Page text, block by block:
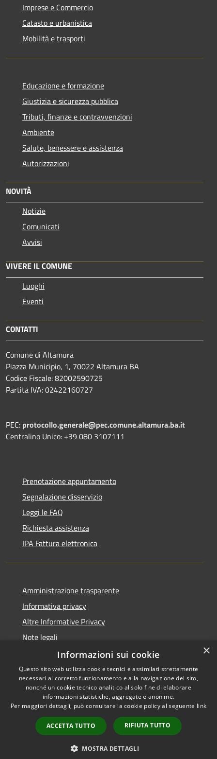
Imprese e Commercio
Catasto e urbanistica
Mobilità e trasporti
Educazione e formazione
Giustizia e sicurezza pubblica
Tributi, finanze e contravvenzioni
Ambiente
Salute, benessere e assistenza
Autorizzazioni
NOVITÀ
Notizie
Comunicati
Avvisi
VIVERE IL COMUNE
Luoghi
Eventi
CONTATTI
Comune di Altamura
Piazza Municipio, 1, 70022 Altamura BA
Codice Fiscale: 82002590725
Partita IVA: 02422160727
PEC: protocollo.generale@pec.comune.altamura.ba.it
Centralino Unico: +39 080 3107111
Prenotazione appuntamento
Segnalazione disservizio
Leggi le FAQ
Richiesta assistenza
IPA Fattura elettronica
Amministrazione trasparente
Informativa privacy
Altre Informative Privacy
Note legali
Dichiarazione di accessibilità
RSS
Accessibilità
Copyright © 2026 • Comune di
Municipium•
Accesso
redazione
×
Informazioni sui cookie
Questo sito web utilizza cookie tecnici e assimilati strettamente
necessari al corretto funzionamento e alla navigazione del sito,
nonché un cookie tecnico analitico al solo fine di elaborare
informazioni statistiche, aggregate e anonime.
Per maggiori dettagli, può consultare la cookie policy al seguente link
ACCETTA TUTTO RIFIUTA TUTTO
MOSTRA DETTAGLI